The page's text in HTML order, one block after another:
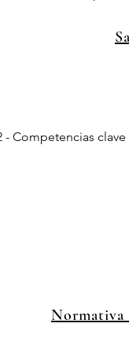
- Competencias
Normativa